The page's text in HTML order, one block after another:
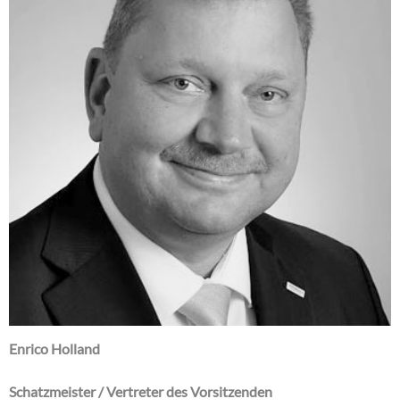
Enrico Holland
Schatzmeister / Vertreter des Vorsitzenden